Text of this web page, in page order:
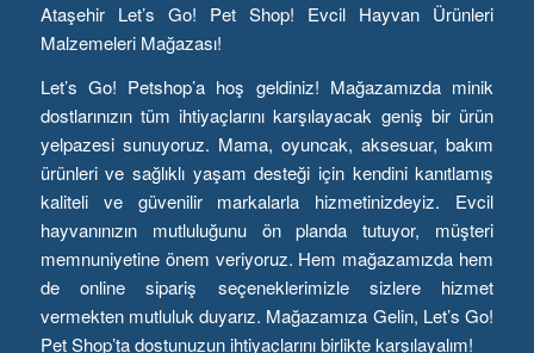
Ataşehir Let’s Go! Pet Shop! Evcil Hayvan Ürünleri
Malzemeleri Mağazası!
Let’s Go! Petshop’a hoş geldiniz! Mağazamızda minik
dostlarınızın tüm ihtiyaçlarını karşılayacak geniş bir ürün
yelpazesi sunuyoruz. Mama, oyuncak, aksesuar, bakım
ürünleri ve sağlıklı yaşam desteği için kendini kanıtlamış
kaliteli ve güvenilir markalarla hizmetinizdeyiz. Evcil
hayvanınızın mutluluğunu ön planda tutuyor, müşteri
memnuniyetine önem veriyoruz. Hem mağazamızda hem
de online sipariş seçeneklerimizle sizlere hizmet
vermekten mutluluk duyarız. Mağazamıza Gelin, Let’s Go!
Pet Shop’ta dostunuzun ihtiyaçlarını birlikte karşılayalım!